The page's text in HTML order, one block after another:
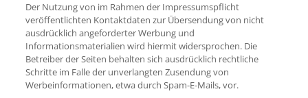
Der Nutzung von im Rahmen der Impressumspflicht
veröffentlichten Kontaktdaten zur Übersendung von nicht
ausdrücklich angeforderter Werbung und
Informationsmaterialien wird hiermit widersprochen. Die
Betreiber der Seiten behalten sich ausdrücklich rechtliche
Schritte im Falle der unverlangten Zusendung von
Werbeinformationen, etwa durch Spam-E-Mails, vor.